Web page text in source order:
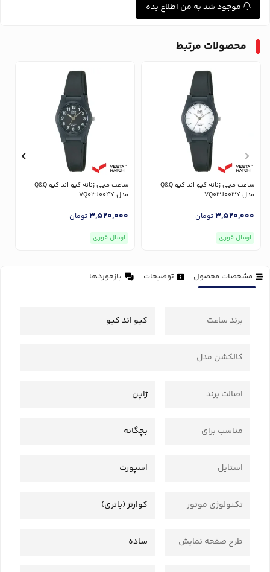
موجود شد به من اطلاع بده
محصولات مرتبط
ساعت مچی زنانه کیو اند کیو Q&Q
مدل VQ03J003Y
3,520,000تومان
ارسال فوری
ساعت مچی زنانه کیو اند کیو Q&Q
مدل VQ03J004Y
3,520,000تومان
ارسال فوری
مشخصات محصول توضیحات بازخوردها
برند ساعت کیو اند کیو
کالکشن مدل
اصالت برند ژاپن
مناسب برای بچگانه
استایل اسپورت
تکنولوژی موتور کوارتز (باتری)
طرح صفحه نمایش ساده